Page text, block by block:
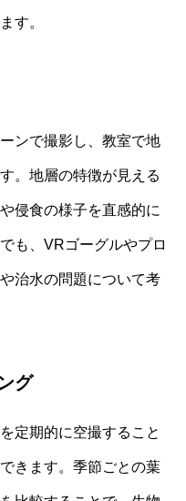
す。
ンで撮影し、教室で地
。地層の特徴が見える
侵食の様子を直感的に
も、VRゴーグルやプロ
治水の問題について考
グ
定期的に空撮すること
きます。季節ごとの葉